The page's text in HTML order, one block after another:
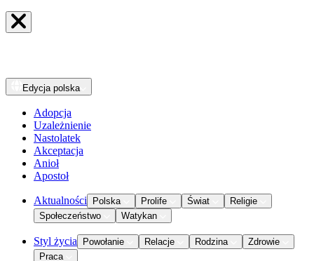
Edycja polska
Adopcja
Uzależnienie
Nastolatek
Akceptacja
Anioł
Apostoł
Aktualności Polska Prolife Świat
Religie
Społeczeństwo
Watykan
Styl życia Powołanie Relacje Rodzina
Zdrowie
Praca